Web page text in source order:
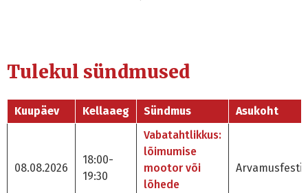
Tulekul sündmused
Kuupäev Kellaaeg Sündmus Asukoht
08.08.2026
18:00-
19:30
Vabatahtlikkus:
lõimumise
mootor või
lõhede